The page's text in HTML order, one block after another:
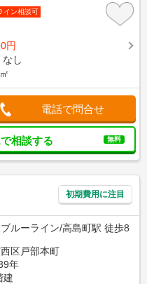
イン相談可
円
なし
電話で問合せ
相談する 無料
初期費用に注目
ルーライン/高島町駅 徒歩8
区戸部本町
年
建